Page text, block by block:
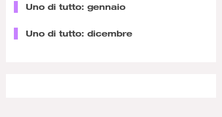
Uno di tutto: gennaio
Uno di tutto: dicembre